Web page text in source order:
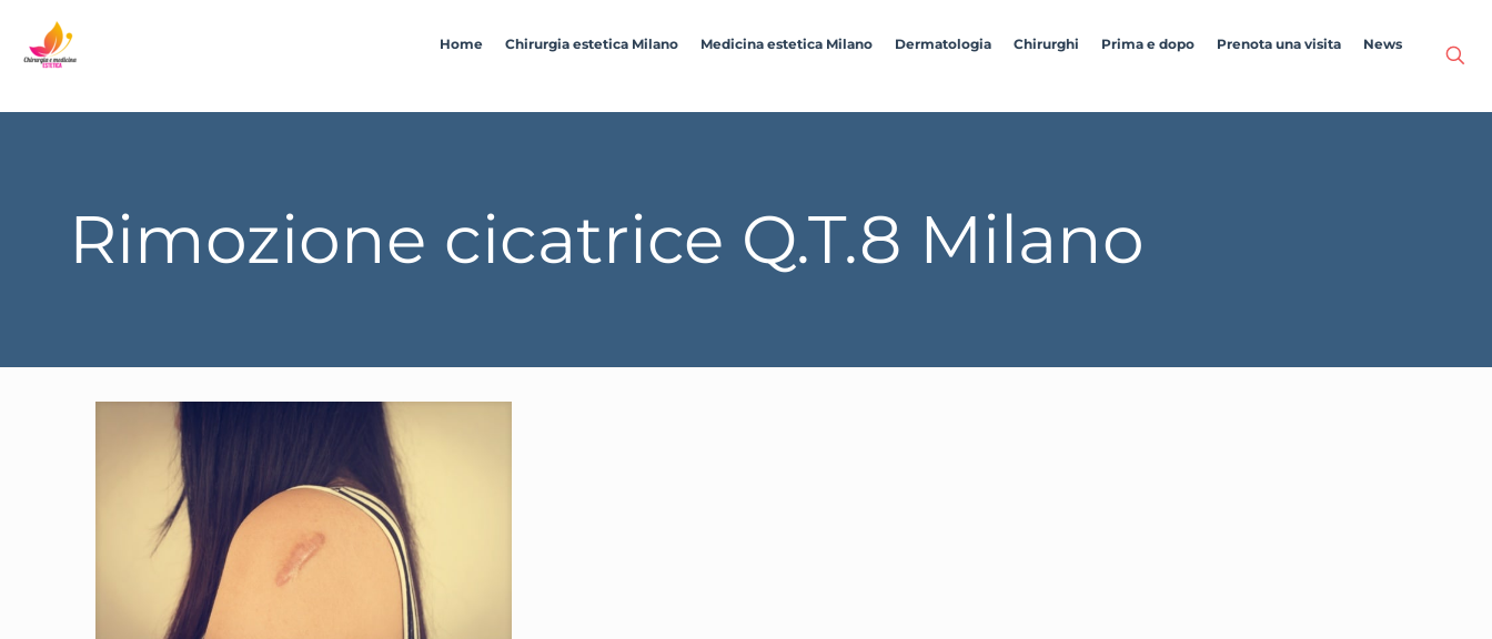
Home Chirurgia estetica Milano Medicina estetica Milano Dermatologia Chirurghi Prima e dopo Prenota una visita News
Rimozione cicatrice Q.T.8 Milano